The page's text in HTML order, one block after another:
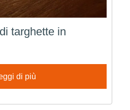
targhette in
di più